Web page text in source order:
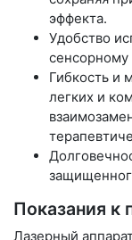
эффекта.
Удобство
сенсорному
Гибкость и
легких и
Показания к
Лазерный